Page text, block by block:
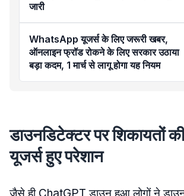
जारी
WhatsApp यूजर्स के लिए जरूरी खबर,
ऑनलाइन फ्रॉड रोकने के लिए सरकार उठाया
बड़ा कदम, 1 मार्च से लागू होगा यह नियम
डाउनडिटेक्टर पर शिकायतों
यूजर्स हुए परेशान